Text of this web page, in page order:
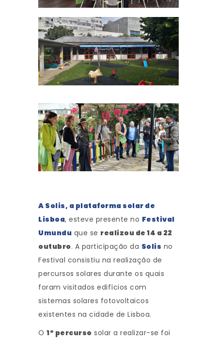
A Solis, a plataforma solar de
Lisboa, esteve presente no Festival
Umundu que se realizou de 14 a 22
outubro. A participação da Solis no
Festival consistiu na realização de
percursos solares durante os quais
foram visitados edifícios com
sistemas solares fotovoltaicos
existentes na cidade de Lisboa.
O 1º percurso solar a realizar-se foi